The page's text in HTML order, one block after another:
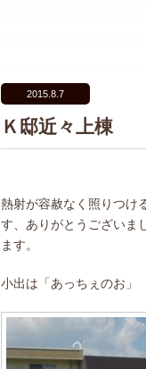
2015.8.7
Ｋ邸近々上棟
熱射が容赦なく照りつけ
す、ありがとうございま
ます。
小出は「あっちぇのお」